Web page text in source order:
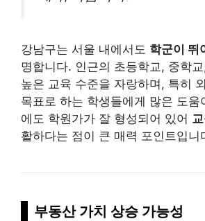
강남구는 서울 내에서도 학군이 뛰
명합니다. 인근의 초등학교, 중학
높은 교육 수준을 자랑하며, 특히
목표로 하는 학생들에게 많은 도움
에도 학원가가 잘 형성되어 있어
활하다는 점이 큰 매력 포인트입니
부동산 가치 상승 가능성